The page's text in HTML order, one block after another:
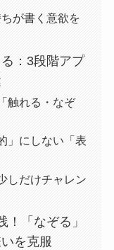
が書く意欲を
：3段階アプ
触れる・なぞ
」にしない「表
しだけチャレン
「なぞる」
を克服